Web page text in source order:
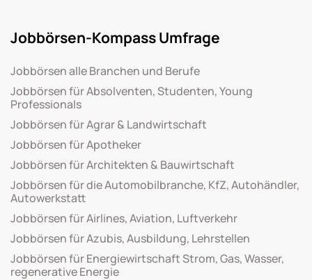
Jobbörsen-Kompass Umfrage
Jobbörsen alle Branchen und Berufe
Jobbörsen für Absolventen, Studenten, Young
Professionals
Jobbörsen für Agrar & Landwirtschaft
Jobbörsen für Apotheker
Jobbörsen für Architekten & Bauwirtschaft
Jobbörsen für die Automobilbranche, KfZ, Autohändler,
Autowerkstatt
Jobbörsen für Airlines, Aviation, Luftverkehr
Jobbörsen für Azubis, Ausbildung, Lehrstellen
Jobbörsen für Energiewirtschaft Strom, Gas, Wasser,
regenerative Energie